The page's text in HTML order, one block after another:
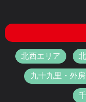
北西エリア
九十九里・外